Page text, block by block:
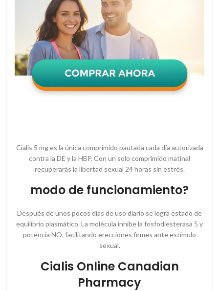
Cialis 5 mg es la única comprimido pautada cada día autorizada
contra la DE y la HBP. Con un solo comprimido matinal
recuperarás la libertad sexual 24 horas sin estrés.
modo de funcionamiento?
Después de unos pocos días de uso diario se logra estado de
equilibrio plasmático. La molécula inhibe la fosfodiesterasa 5 y
potencia NO, facilitando erecciones firmes ante estímulo
sexual.
Cialis Online Canadian
Pharmacy